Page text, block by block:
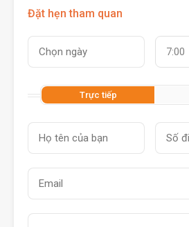
Đặt hẹn tham quan
7:00
Trực tiếp